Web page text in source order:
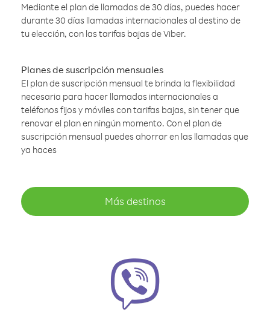
Mediante el plan de llamadas de 30 días, puedes hacer
durante 30 días llamadas internacionales al destino de
tu elección, con las tarifas bajas de Viber.
Planes de suscripción mensuales
El plan de suscripción mensual te brinda la flexibilidad
necesaria para hacer llamadas internacionales a
teléfonos fijos y móviles con tarifas bajas, sin tener que
renovar el plan en ningún momento. Con el plan de
suscripción mensual puedes ahorrar en las llamadas que
ya haces
Más destinos